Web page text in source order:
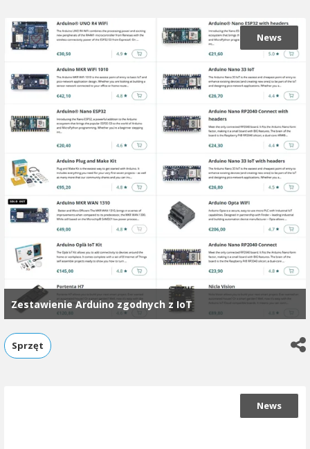
News
Zestawienie Arduino zgodnych z IoT
Sprzęt
News